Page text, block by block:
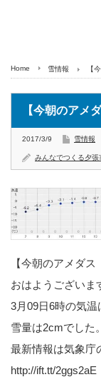
Home 雪情報 【
【今朝のアメ
2017/3/9 雪情報
みんなでつくる夕張
【今朝のアメダス
おはようございま
3月09日6時の気
雪量は2cmでした。
最新情報は気象庁
http://ift.tt/2ggs2aE